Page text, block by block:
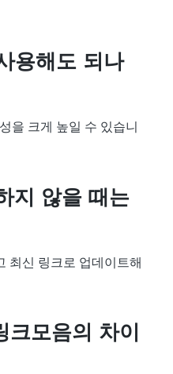
용해도 되나
을 크게 높일 수 있습니
지 않을 때는
최신 링크로 업데이트해
크모음의 차이